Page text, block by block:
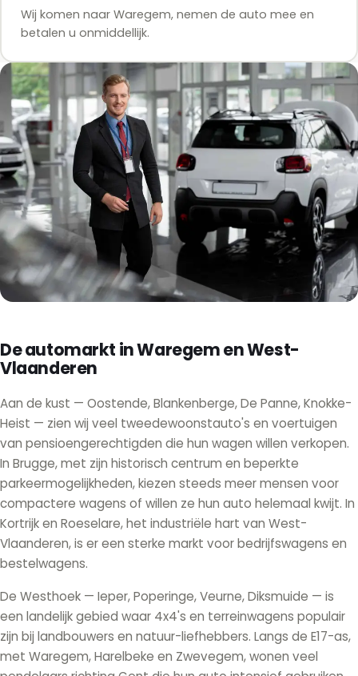
Wij komen naar Waregem, nemen de auto mee en
betalen u onmiddellijk.
De automarkt in Waregem en West-
Vlaanderen
Aan de kust — Oostende, Blankenberge, De Panne, Knokke-
Heist — zien wij veel tweedewoonstauto's en voertuigen
van pensioengerechtigden die hun wagen willen verkopen.
In Brugge, met zijn historisch centrum en beperkte
parkeermogelijkheden, kiezen steeds meer mensen voor
compactere wagens of willen ze hun auto helemaal kwijt. In
Kortrijk en Roeselare, het industriële hart van West-
Vlaanderen, is er een sterke markt voor bedrijfswagens en
bestelwagens.
De Westhoek — Ieper, Poperinge, Veurne, Diksmuide — is
een landelijk gebied waar 4x4's en terreinwagens populair
zijn bij landbouwers en natuur-liefhebbers. Langs de E17-as,
met Waregem, Harelbeke en Zwevegem, wonen veel